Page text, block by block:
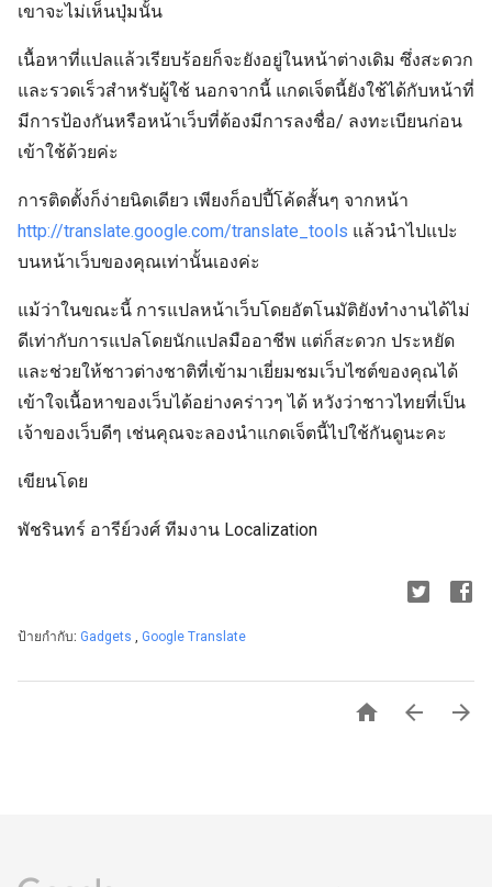
เขาจะไม่เห็นปุ่มนั้น
เนื้อหาที่แปลแล้วเรียบร้อยก็จะยังอยู่ในหน้าต่างเดิม ซึ่งสะดวก
และรวดเร็วสำหรับผู้ใช้ นอกจากนี้ แกดเจ็ตนี้ยังใช้ได้กับหน้าที่
มีการป้องกันหรือหน้าเว็บที่ต้องมีการลงชื่อ/ ลงทะเบียนก่อน
เข้าใช้ด้วยค่ะ
การติดตั้งก็ง่ายนิดเดียว เพียงก็อปปี้โค้ดสั้นๆ จากหน้า
http://translate.google.com/translate_tools แล้วนำไปแปะ
บนหน้าเว็บของคุณเท่านั้นเองค่ะ
แม้ว่าในขณะนี้ การแปลหน้าเว็บโดยอัตโนมัติยังทำงานได้ไม่
ดีเท่ากับการแปลโดยนักแปลมืออาชีพ แต่ก็สะดวก ประหยัด
และช่วยให้ชาวต่างชาติที่เข้ามาเยี่ยมชมเว็บไซต์ของคุณได้
เข้าใจเนื้อหาของเว็บได้อย่างคร่าวๆ ได้ หวังว่าชาวไทยที่เป็น
เจ้าของเว็บดีๆ เช่นคุณจะลองนำแกดเจ็ตนี้ไปใช้กันดูนะคะ
เขียนโดย
พัชรินทร์ อารีย์วงศ์ ทีมงาน Localization
ป้ายกำกับ: Gadgets , Google Translate
  